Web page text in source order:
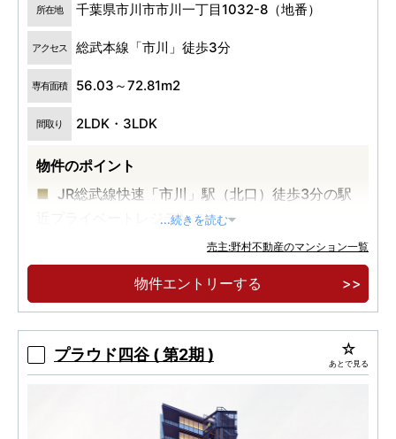
所在地 千葉県市川市市川一丁目1032-8（地番）
アクセス 総武本線「市川」徒歩3分
専有面積 56.03～72.81m2
間取り 2LDK・3LDK
物件のポイント
JR総武線快速「市川」駅（北口）徒歩3分の駅
近プライベートレジデンス
「東京」駅直通19分、「新橋」駅直通23分、
「品川」駅直通28分の都心への直通アクセス
グレードな仕様
...続きを読む
売主:野村不動産のマンション一覧
物件エントリーする
プラウド四谷 ( 第2期 ) あとで見る